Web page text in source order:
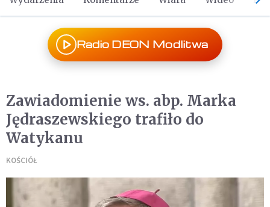
Radio DEON Modlitwa
Zawiadomienie ws. abp. Marka
Jędraszewskiego trafiło do
Watykanu
KOŚCIÓŁ